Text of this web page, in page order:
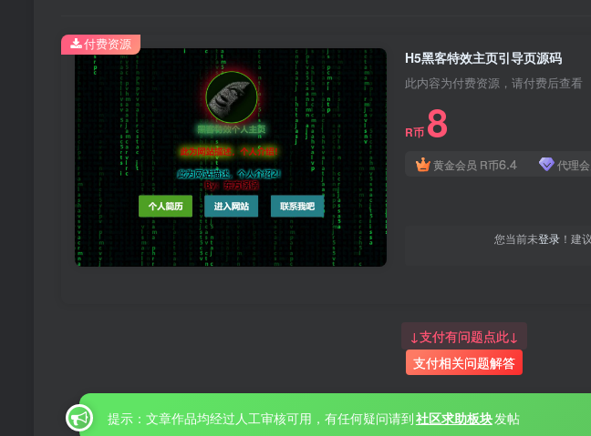
H5黑客特效主页引导页源码
此内容为付费资源，请付费后查看
R币 8
黄金会员 R币6.4 代理
您当前未登录 ！建议
付费资源
↓支付有问题点此↓
支付相关问题解答
提示：文章作品均经过人工审核可用，有任何疑问请到社区求助板块发帖